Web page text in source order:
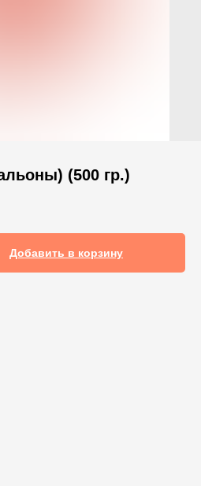
(500 гр.)
Добавить в корзину